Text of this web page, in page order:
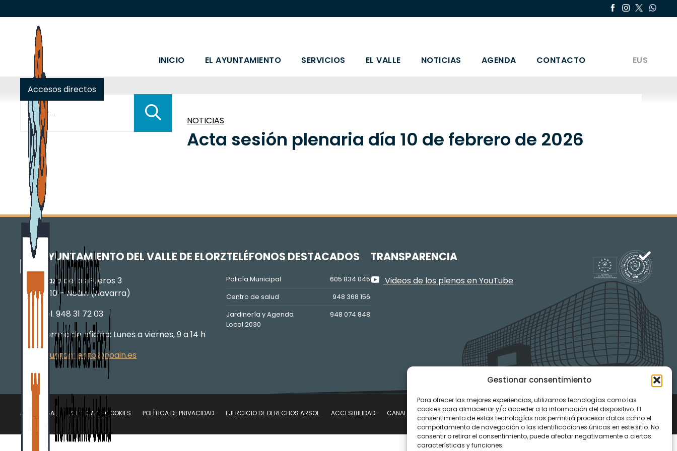
Gestionar consentimiento
Para ofrecer las mejores experiencias, utilizamos tecnologías como las
cookies para almacenar y/o acceder a la información del dispositivo. El
consentimiento de estas tecnologías nos permitirá procesar datos como el
comportamiento de navegación o las identificaciones únicas en este sitio. No
consentir o retirar el consentimiento, puede afectar negativamente a ciertas
características y funciones.
INICIO EL AYUNTAMIENTO SERVICIOS EL VALLE NOTICIAS AGENDA CONTACTO EUS
Accesos directos
Buscar:
NOTICIAS
Acta sesión plenaria día 10 de febrero de 2026
AYUNTAMIENTO DEL VALLE DE ELORZ
Plaza de los Fueros 3
31110 – Noáin (Navarra)
Tel. 948 31 72 03
Horario de oficina: Lunes a viernes, 9 a 14 h
ayuntamiento@noain.es
TELÉFONOS DESTACADOS
Policía Municipal
605 834 045
Centro de salud
948 368 156
Jardinería y Agenda
Local 2030
948 074 848
TRANSPARENCIA
Videos de los plenos en YouTube
AVISO LEGAL POLÍTICA DE COOKIES POLÍTICA DE PRIVACIDAD EJERCICIO DE DERECHOS ARSOL ACCESIBILIDAD CANAL DE DENUNCIAS